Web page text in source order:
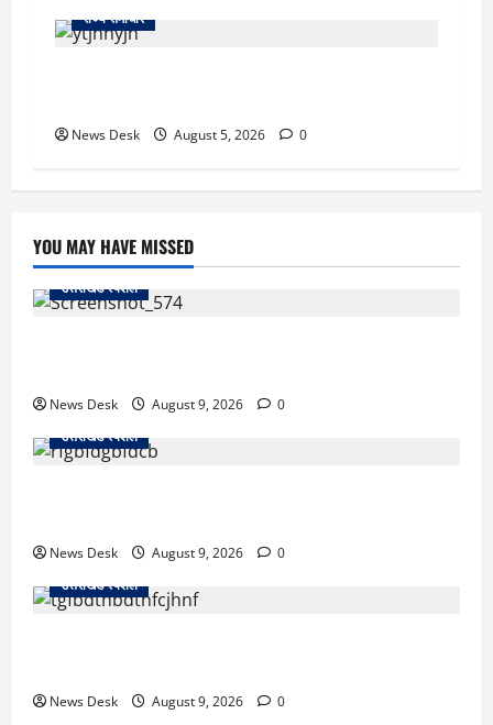
राज्य समाचार
News Desk August 5, 2026 0
YOU MAY HAVE MISSED
उत्तराखंड स्पेशल
News Desk August 9, 2026
0
उत्तराखंड स्पेशल
News Desk August 9, 2026
0
उत्तराखंड स्पेशल
News Desk August 9, 2026
0